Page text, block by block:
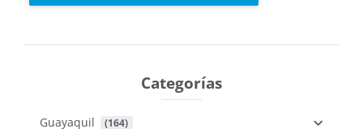
Categorías
Guayaquil (164)